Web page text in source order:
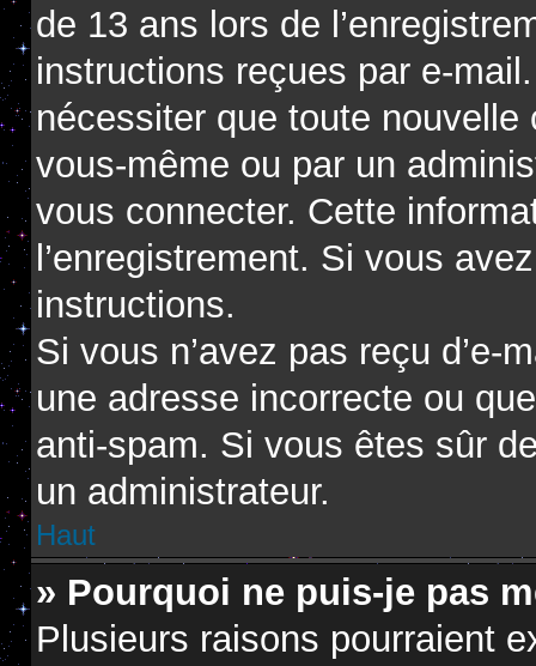
de 13 ans lors de
instructions reçues par e-
nécessiter que toute
vous-même ou par un
vous connecter. Cette
l’enregistrement. Si vous
instructions.
Si vous n’avez pas reçu
une adresse incorrecte ou
anti-spam. Si vous êtes sûr
un administrateur.
Haut
» Pourquoi ne puis-je pas
Plusieurs raisons pourraient